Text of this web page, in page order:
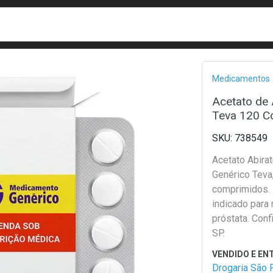
Medicamentos
Acetato de
Teva 120
738549
Acetato
Genérico
comprimidos.
indicado para
próstata.
SP.
Drogaria São